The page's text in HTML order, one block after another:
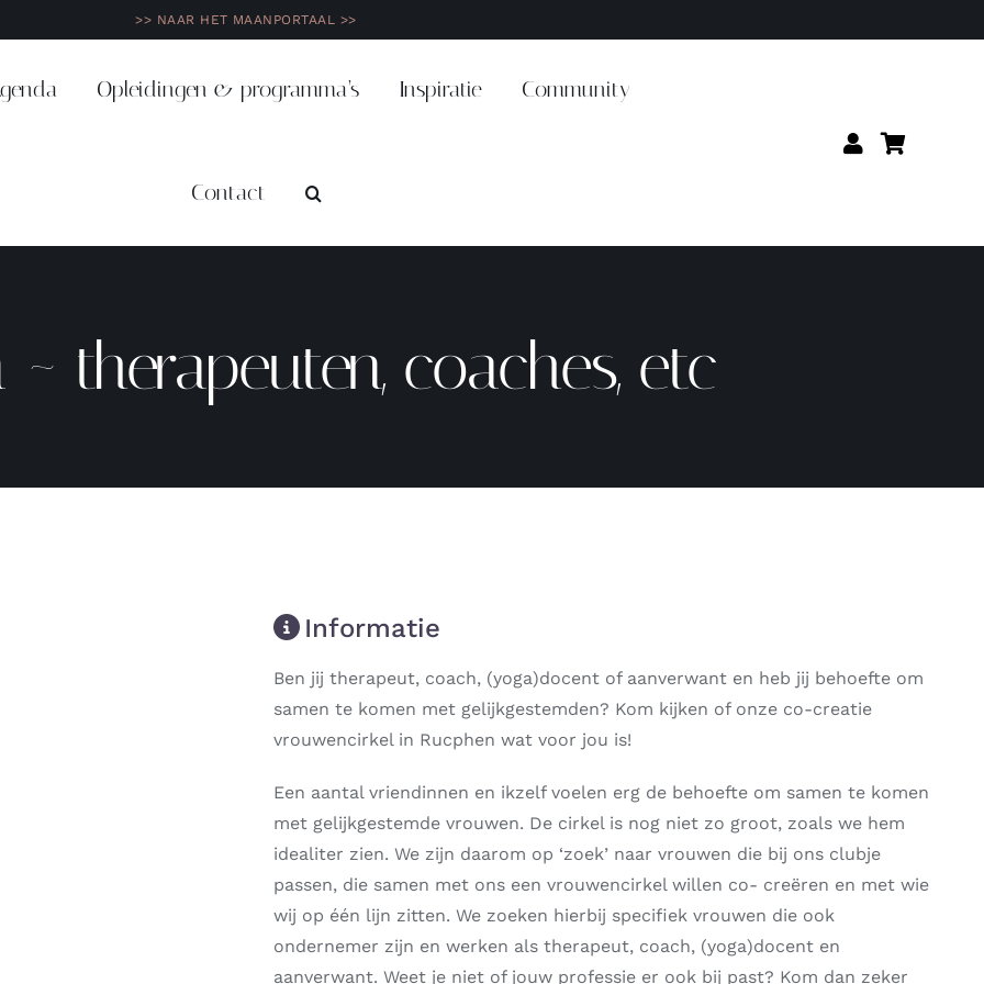
>> NAAR HET MAANPORTAAL >>
Opleidingen & programma’s Inspiratie Community
Contact
~ therapeuten, coaches, etc
Informatie
Ben jij therapeut, coach, (yoga)docent of aanverwant en heb jij behoefte om
samen te komen met gelijkgestemden? Kom kijken of onze co-creatie
vrouwencirkel in Rucphen wat voor jou is!
Een aantal vriendinnen en ikzelf voelen erg de behoefte om samen te komen
met gelijkgestemde vrouwen. De cirkel is nog niet zo groot, zoals we hem
idealiter zien. We zijn daarom op ‘zoek’ naar vrouwen die bij ons clubje
passen, die samen met ons een vrouwencirkel willen co- creëren en met wie
wij op één lijn zitten. We zoeken hierbij specifiek vrouwen die ook
ondernemer zijn en werken als therapeut, coach, (yoga)docent en
aanverwant. Weet je niet of jouw professie er ook bij past? Kom dan zeker